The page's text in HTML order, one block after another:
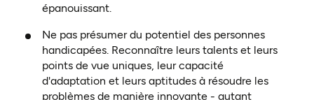
épanouissant.
Ne pas présumer du potentiel des personnes
handicapées. Reconnaître leurs talents et leurs
points de vue uniques, leur capacité
d'adaptation et leurs aptitudes à résoudre les
problèmes de manière innovante - autant